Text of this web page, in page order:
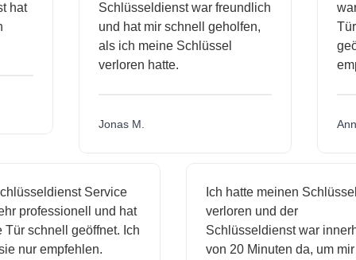
hat
Schlüsseldienst war freundlich
und hat mir schnell geholfen,
als ich meine Schlüssel
verloren hatte.
Jonas M.
Service
professionell und hat
schnell geöffnet. Ich
nur empfehlen.
Ich hatte meinen Schlüssel
verloren und der
Schlüsseldienst war
von 20 Minuten da, um mir